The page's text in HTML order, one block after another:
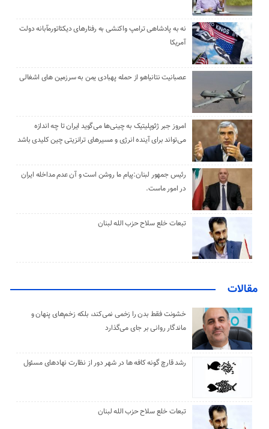
نه به پادشاهی ترامپ واکنشی به رفتارهای دیکتاتورمآبانه دولت
آمریکا
عصبانیت نتانیاهو از حمله پهبادی یمن به سرزمین های اشغالی
امروز جبر ژئوپلیتیک به چینی‌ها می‌گوید ایران تا چه اندازه
می‌تواند برای آینده انرژی و مسیرهای ترانزیتی چین کلیدی باشد
رئیس جمهور لبنان:پیام ما روشن است و آن عدم مداخله ایران
در امور ماست.
تبعات خلع سلاح حزب الله لبنان
مقالات
خشونت فقط بدن را زخمی نمی‌کند، بلکه زخم‌های پنهان و
ماندگار روانی بر جای می‌گذارد
رشد قارچ گونه کافه ها در شهر دور از نظارت نهادهای مسئول
تبعات خلع سلاح حزب الله لبنان